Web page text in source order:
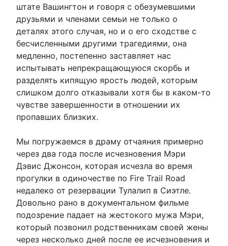
штате Вашингтон и говоря с обезумевшими
друзьями и членами семьи не только о
деталях этого случая, но и о его сходстве с
бесчисленными другими трагедиями, она
медленно, постепенно заставляет нас
испытывать непрекращающуюся скорбь и
разделять кипящую ярость людей, которым
слишком долго отказывали хотя бы в каком-то
чувстве завершенности в отношении их
пропавших близких.
Мы погружаемся в драму отчаяния примерно
через два года после исчезновения Мэри
Дэвис Джонсон, которая исчезла во время
прогулки в одиночестве по Fire Trail Road
недалеко от резервации Тулалип в Сиэтле.
Довольно рано в документальном фильме
подозрение падает на жестокого мужа Мэри,
который позвонил родственникам своей жены
через несколько дней после ее исчезновения и